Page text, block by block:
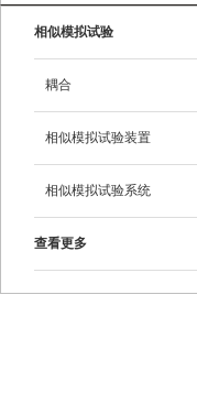
相似模拟试验
耦合
相似模拟试验装置
相似模拟试验系统
查看更多